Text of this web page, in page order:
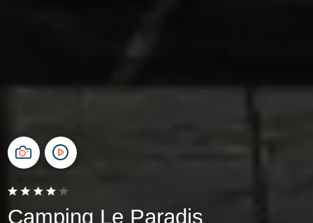
Camping Le Paradis